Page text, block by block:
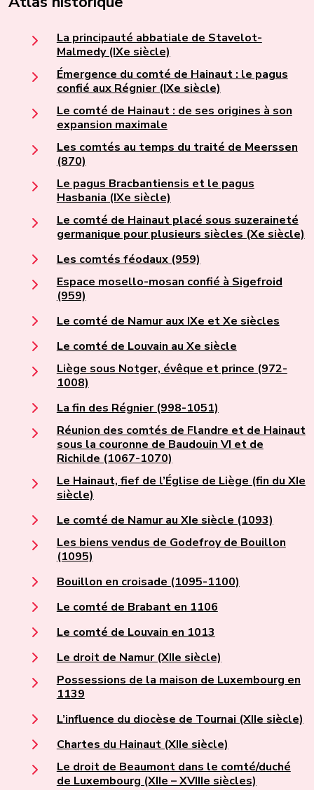
La principauté abbatiale de Stavelot-
Malmedy (IXe siècle)
Émergence du comté de Hainaut : le pagus
confié aux Régnier (IXe siècle)
Le comté de Hainaut : de ses origines à son
expansion maximale
Les comtés au temps du traité de Meerssen
(870)
Le pagus Bracbantiensis et le pagus
Hasbania (IXe siècle)
Le comté de Hainaut placé sous suzeraineté
germanique pour plusieurs siècles (Xe siècle)
Les comtés féodaux (959)
Espace mosello-mosan confié à Sigefroid
(959)
Le comté de Namur aux IXe et Xe siècles
Le comté de Louvain au Xe siècle
Liège sous Notger, évêque et prince (972-
1008)
La fin des Régnier (998-1051)
Réunion des comtés de Flandre et de Hainaut
sous la couronne de Baudouin VI et de
Richilde (1067-1070)
Le Hainaut, fief de l’Église de Liège (fin du XIe
siècle)
Le comté de Namur au XIe siècle (1093)
Les biens vendus de Godefroy de Bouillon
(1095)
Bouillon en croisade (1095-1100)
Le comté de Brabant en 1106
Le comté de Louvain en 1013
Le droit de Namur (XIIe siècle)
Possessions de la maison de Luxembourg en
1139
L’influence du diocèse de Tournai (XIIe siècle)
Chartes du Hainaut (XIIe siècle)
Le droit de Beaumont dans le comté/duché
de Luxembourg (XIIe – XVIIIe siècles)